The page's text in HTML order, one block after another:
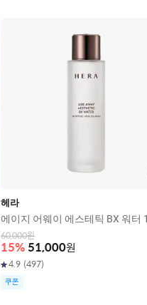
헤라
에이지 어웨이 에스테틱 BX 워터
60,000원
15% 51,000원
4.9 (497)
쿠폰